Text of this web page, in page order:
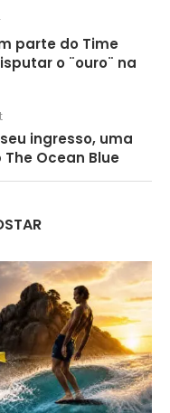
parte do Time
o ¨ouro¨ na
ingresso, uma
Ocean Blue